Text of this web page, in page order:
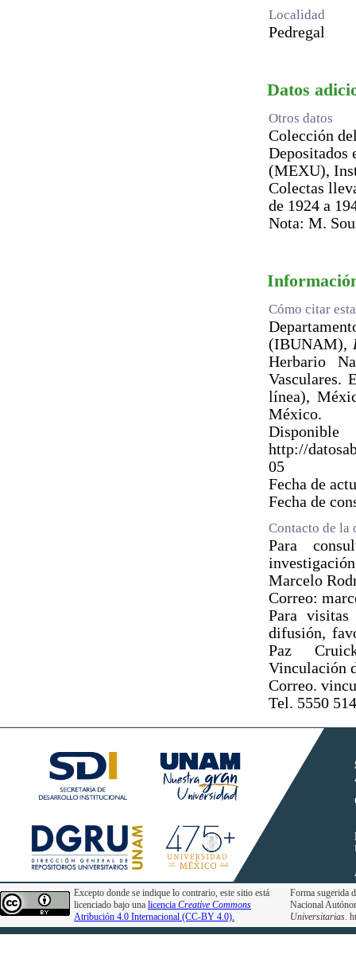
Localidad
Pedregal
Datos
Otros datos
Colección
Depositados
(MEXU),
Colectas
de 1924 a
Nota: M.
Cómo citar
(IBUNAM),
Herbario
Vasculares.
línea),
México.
http://
05
Fecha de
Fecha de
Contacto de la
Para
Marcelo
Correo:
Para
difusión,
Paz
Vinculación
Correo.
Tel. 5550